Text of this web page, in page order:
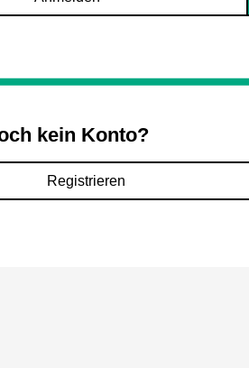
kein Konto?
Registrieren